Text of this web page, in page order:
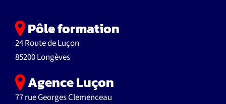
Pôle formation
24 Route de Luçon
85200 Longèves
Agence Luçon
77 rue Georges Clemenceau